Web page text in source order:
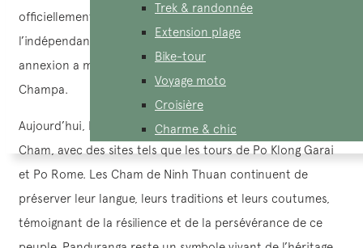
Trek & randonnée
Extension plage
Bike-tour
Voyage moto
Croisière
Charme & chic
officiellement annexé Panduranga, mettant fin à
l’indépendance de cette dernière région Cham. Cette
annexion a marqué la fin définitive du royaume de
Champa.
Aujourd’hui, Panduranga est riche en patrimoine culturel
Cham, avec des sites tels que les tours de Po Klong Garai
et Po Rome. Les Cham de Ninh Thuan continuent de
préserver leur langue, leurs traditions et leurs coutumes,
témoignant de la résilience et de la persévérance de ce